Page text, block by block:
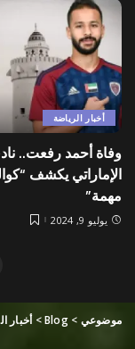
أخبار الرياضة
وفاة أحمد رفعت..
الإماراتي يكشف
مهمة”
يوليو 9, 2024
موضوعي >
Blog
>أخبار